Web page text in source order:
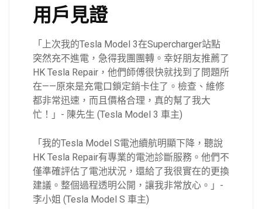
用戶見證
「上次我的Tesla Model 3在Supercharger站點
突然充不進電，急得我團團轉。幸好朋友推薦了
HK Tesla Repair，他們師傅很快就找到了問題所
在——原來是充電口鎖定銷卡住了。檢查、維修
都非常迅速，而且價格合理，真的幫了我大
忙！」- 陳先生 (Tesla Model 3 車主)
「我的Tesla Model S電池續航明顯下降，聽說
HK Tesla Repair有專業的電池診斷服務。他們不
僅準確評估了電池狀況，還給了我很實在的更換
建議。整個過程透明公開，讓我非常放心。」-
李小姐 (Tesla Model S 車主)